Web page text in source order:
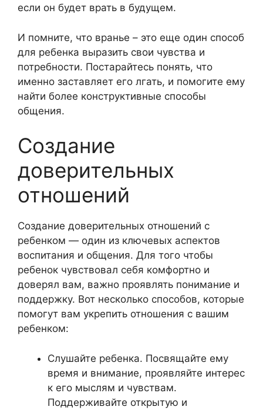
если он будет врать в будущем.
И помните, что вранье – это еще один способ
для ребенка выразить свои чувства и
потребности. Постарайтесь понять, что
именно заставляет его лгать, и помогите ему
найти более конструктивные способы
общения.
Создание
доверительных
отношений
Создание доверительных отношений с
ребенком — один из ключевых аспектов
воспитания и общения. Для того чтобы
ребенок чувствовал себя комфортно и
доверял вам, важно проявлять понимание и
поддержку. Вот несколько способов, которые
помогут вам укрепить отношения с вашим
ребенком:
Слушайте ребенка. Посвящайте ему
время и внимание, проявляйте интерес
к его мыслям и чувствам.
Поддерживайте открытую и